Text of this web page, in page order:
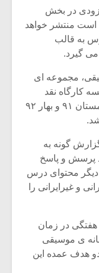
زودی در بخش
است منتشر خواهد
به قالب
می گیرد.
مجموعه ای
شده از آنچه که در ۱۶ جلسه کارگاه نقد
موسیقی می گذشت. این کارگاه در زمستان ۹۱ و بهار ۹۲
گونه به
پرسش و پاسخ
محتوای درس
و غیرایرانی را
در زمان
ی موسیقی
هدف عمده این
موریس ژار
موسیقی